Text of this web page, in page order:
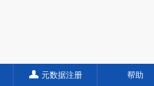
元数据注册 帮助